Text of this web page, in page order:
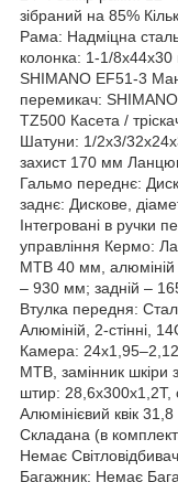
зібраний на 85%
Рама: Надміцна
колонка: 1-1/
SHIMANO EF51-3
перемикач:
TZ500 Касета /
Шатуни: 1/2х3/
захист 170 мм
Гальмо переднє:
заднє: Дискове,
Інтегровані в ручки
управління Кермо:
MTB 40 мм,
– 930 мм; задній –
Втулка передня:
Алюміній, 2-стінні,
Камера:
MTB, замінник шкіри
штир: 28,6х300х1,2T,
Алюмінієвий квік
Складана (в
Немає
Багажник: Немає